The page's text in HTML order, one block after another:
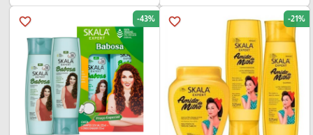
favorite_border -21%
favorite_border -43%